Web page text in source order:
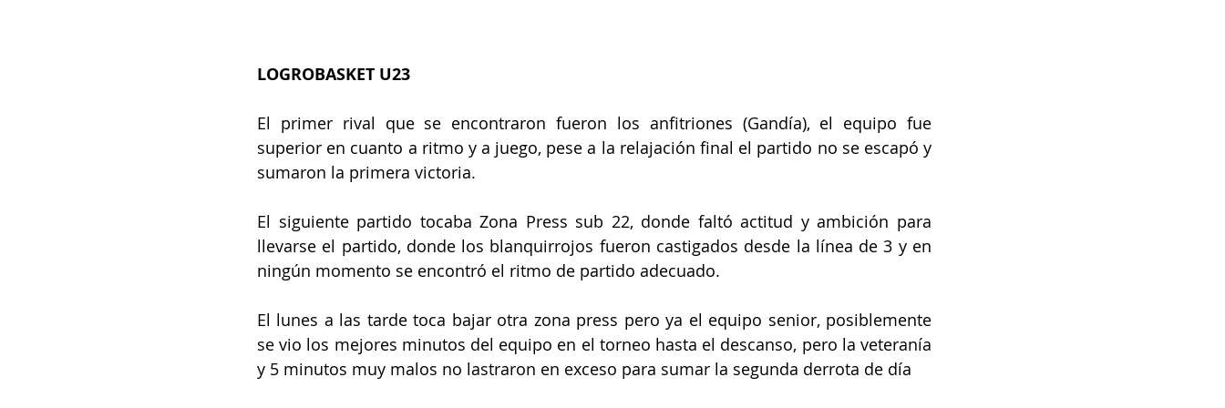
LOGROBASKET U23
El primer rival que se encontraron fueron los anfitriones (Gandía), el equipo fue
superior en cuanto a ritmo y a juego, pese a la relajación final el partido no se escapó y
sumaron la primera victoria.
El siguiente partido tocaba Zona Press sub 22, donde faltó actitud y ambición para
llevarse el partido, donde los blanquirrojos fueron castigados desde la línea de 3 y en
ningún momento se encontró el ritmo de partido adecuado.
El lunes a las tarde toca bajar otra zona press pero ya el equipo senior, posiblemente
se vio los mejores minutos del equipo en el torneo hasta el descanso, pero la veteranía
y 5 minutos muy malos no lastraron en exceso para sumar la segunda derrota de día